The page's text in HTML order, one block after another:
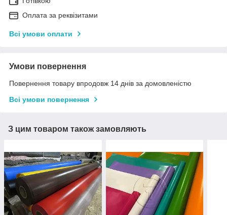
Оплата за реквізитами
Всі умови оплати
Умови повернення
Повернення товару впродовж 14 днів за домовленістю
Всі умови повернення
З цим товаром також замовляють